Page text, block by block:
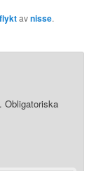
avnisse.
Obligatoriska